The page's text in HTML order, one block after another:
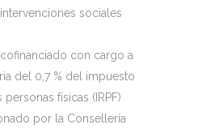
sociales
con cargo a
del 0,7 % del impuesto
físicas (IRPF)
por la Consellería